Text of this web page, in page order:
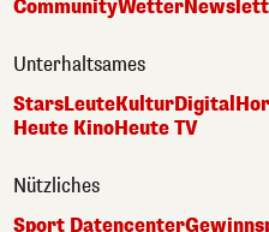
CommunityWetter
Unterhaltsames
StarsLeuteKulturDigital
Heute KinoHeute TV
Nützliches
Sport Datencenter